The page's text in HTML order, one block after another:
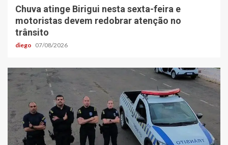
Chuva atinge Birigui nesta sexta-feira e
motoristas devem redobrar atenção no
trânsito
diego 07/08/2026